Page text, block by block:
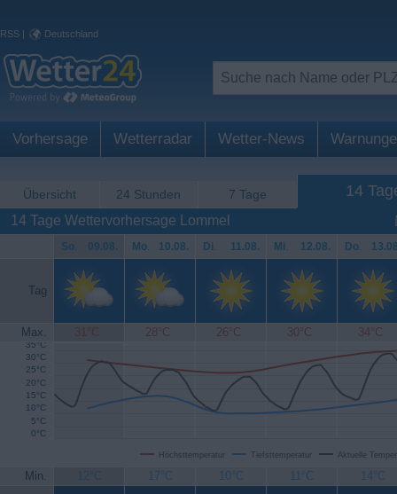
RSS | Deutschland
Vorhersage Wetterradar Wetter-News
Übersicht 24 Stunden 7 Tage 14
14 Tage Wettervorhersage Lommel
So. 09.08. Mo. 10.08. Di. 11.08. Mi. 12.08. Do.
Tag
Max. 31°C 28°C 26°C 30°C 34°C
Höchsttemperatur Tiefsttemperatur Aktuelle
0°C
5°C
10°C
15°C
20°C
25°C
30°C
35°C
Min. 12°C 17°C 10°C 11°C 14°C